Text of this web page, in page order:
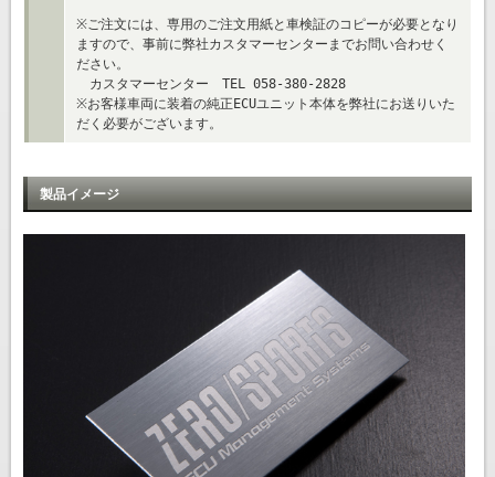
※ご注文には、専用のご注文用紙と車検証のコピーが必要となり
ますので、事前に弊社カスタマーセンターまでお問い合わせく
ださい。
カスタマーセンター TEL 058-380-2828
※お客様車両に装着の純正ECUユニット本体を弊社にお送りいた
だく必要がございます。
製品イメージ